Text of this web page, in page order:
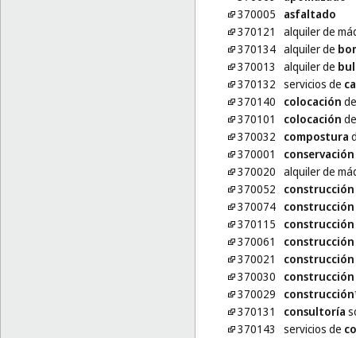
370005
asfaltado
370121
alquiler de
370134 alquiler de
370013
alquiler de
370132 servicios de
370140
colocación
370101
colocación
370032
compostura
370001
conservación
370020 alquiler de
370052
construcción
370074 construcción
370115
construcción
370061
construcción
370021
construcción
370030
construcción
370029
construcción
370131
consultoría
370143
servicios de